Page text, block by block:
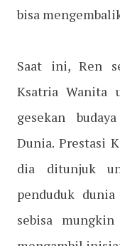
bisa
Saat ini, Ren
Ksatria Wanita
gesekan
Dunia. Prestasi
dia ditunjuk
penduduk
sebisa